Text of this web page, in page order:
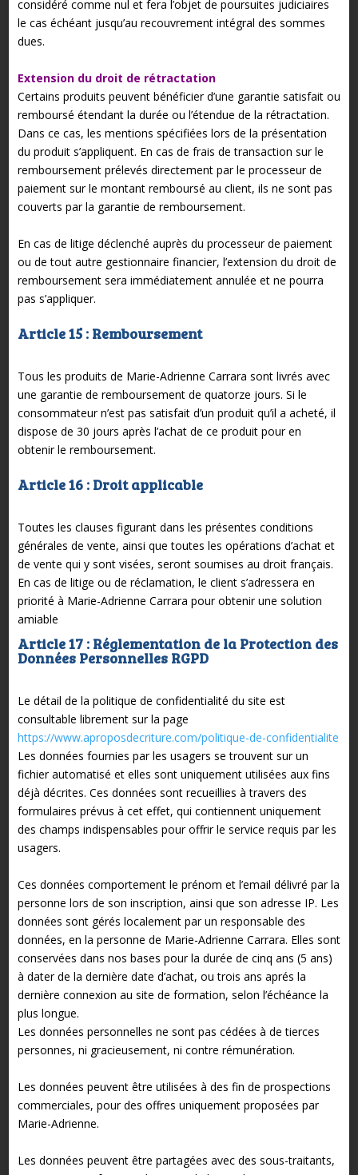
considéré comme nul et fera l’objet de poursuites judiciaires
le cas échéant jusqu’au recouvrement intégral des sommes
dues.
Extension du droit de rétractation
Certains produits peuvent bénéficier d’une garantie satisfait ou
remboursé étendant la durée ou l’étendue de la rétractation.
Dans ce cas, les mentions spécifiées lors de la présentation
du produit s’appliquent. En cas de frais de transaction sur le
remboursement prélevés directement par le processeur de
paiement sur le montant remboursé au client, ils ne sont pas
couverts par la garantie de remboursement.
En cas de litige déclenché auprès du processeur de paiement
ou de tout autre gestionnaire financier, l’extension du droit de
remboursement sera immédiatement annulée et ne pourra
pas s’appliquer.
Article 15 : Remboursement
Tous les produits de Marie-Adrienne Carrara sont livrés avec
une garantie de remboursement de quatorze jours. Si le
consommateur n’est pas satisfait d’un produit qu’il a acheté, il
dispose de 30 jours après l’achat de ce produit pour en
obtenir le remboursement.
Article 16 : Droit applicable
Toutes les clauses figurant dans les présentes conditions
générales de vente, ainsi que toutes les opérations d’achat et
de vente qui y sont visées, seront soumises au droit français.
En cas de litige ou de réclamation, le client s’adressera en
priorité à Marie-Adrienne Carrara pour obtenir une solution
amiable
Article 17 : Réglementation de la Protection des
Données Personnelles RGPD
Le détail de la politique de confidentialité du site est
consultable librement sur la page
https://www.aproposdecriture.com/politique-de-confidentialite
Les données fournies par les usagers se trouvent sur un
fichier automatisé et elles sont uniquement utilisées aux fins
déjà décrites. Ces données sont recueillies à travers des
formulaires prévus à cet effet, qui contiennent uniquement
des champs indispensables pour offrir le service requis par les
usagers.
Ces données comportement le prénom et l’email délivré par la
personne lors de son inscription, ainsi que son adresse IP. Les
données sont gérés localement par un responsable des
données, en la personne de Marie-Adrienne Carrara. Elles sont
conservées dans nos bases pour la durée de cinq ans (5 ans)
à dater de la dernière date d’achat, ou trois ans aprés la
dernière connexion au site de formation, selon l’échéance la
plus longue.
Les données personnelles ne sont pas cédées à de tierces
personnes, ni gracieusement, ni contre rémunération.
Les données peuvent être utilisées à des fin de prospections
commerciales, pour des offres uniquement proposées par
Marie-Adrienne.
Les données peuvent être partagées avec des sous-traitants,